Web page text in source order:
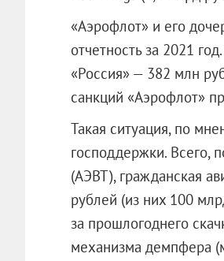
«Аэрофлот» и его
отчетность за 2021
«Россия» — 382 млн
санкций «Аэрофлот»
Такая ситуация, по
господдержки. Всего,
(АЭВТ), гражданская
рублей (из них 100
за прошлогоднего
механизма демпфера